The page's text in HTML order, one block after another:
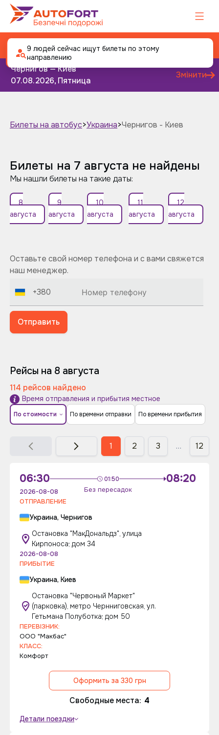
Автобус Чернигов - Киев
Чернигов — Киев
07.08.2026, Пятница
Змінити
Билеты на автобус>Украина>Чернигов - Киев
Билеты на 7 августа не найдены
Мы нашли билеты на такие даты:
8
августа
9
августа
10
августа
11
августа
12
августа
Оставьте свой номер телефона и с вами свяжется
наш менеджер.
+380
Отправить
9 людей сейчас ищут билеты по этому
направлению
Рейсы на 8 августа
114 рейсов найдено
Время отправления и прибытия местное
По стоимости По времени отправки По времени прибытия
1 2 3 … 12
06:30 01:50
Без пересадок
08:20
2026-08-08
ОТПРАВЛЕНИЕ
Украина, Чернигов
Остановка "МакДональдз", улица
Кирпоноса; дом 34
2026-08-08
ПРИБЫТИЕ
Украина, Киев
Остановка "Червоный Маркет"
(парковка), метро Чернниговская, ул.
Гетьмана Полуботка; дом 50
ПЕРЕВІЗНИК:
ООО "Макбас"
КЛАСС:
Комфорт
Оформить за 330 грн
Свободные места: 4
Детали поездки